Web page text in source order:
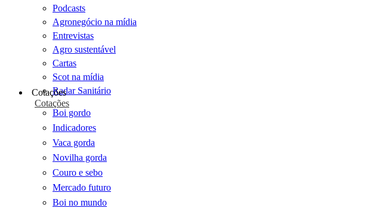
Podcasts
Agronegócio na mídia
Entrevistas
Agro sustentável
Cartas
Scot na mídia
Radar Sanitário
Cotações
Cotações
Boi gordo
Indicadores
Vaca gorda
Novilha gorda
Couro e sebo
Mercado futuro
Boi no mundo